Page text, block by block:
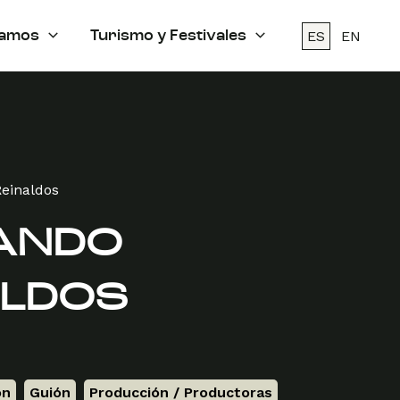
Turismo y Festivales ES EN
Guión Producción / Productoras